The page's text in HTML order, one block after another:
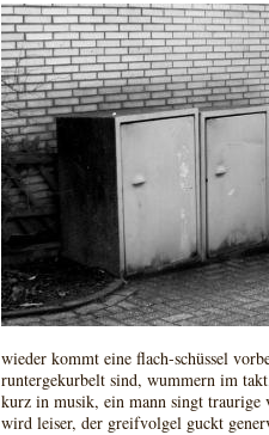
wieder kommt eine flach-schüssel
runtergekurbelt sind, wummern im
kurz in musik, ein mann singt
wird leiser, der greifvolgel guckt